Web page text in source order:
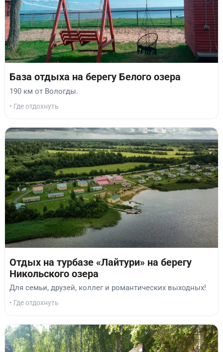
База отдыха на берегу Белого озера
190 км от Вологды.
• Где отдохнуть
Отдых на турбазе «Лайтури» на берегу
Никольского озера
Для семьи, друзей, коллег и романтических выходных!
• Где отдохнуть